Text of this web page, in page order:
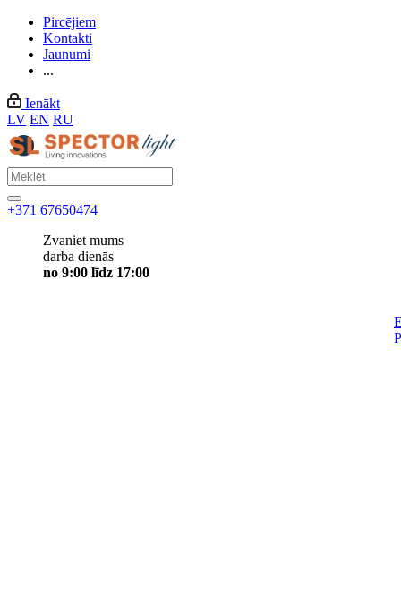
Pircējiem
Kontakti
Jaunumi
...
Ienākt
LV EN RU
+371 67650474
Zvaniet mums
darba dienās
no 9:00 līdz 17:00